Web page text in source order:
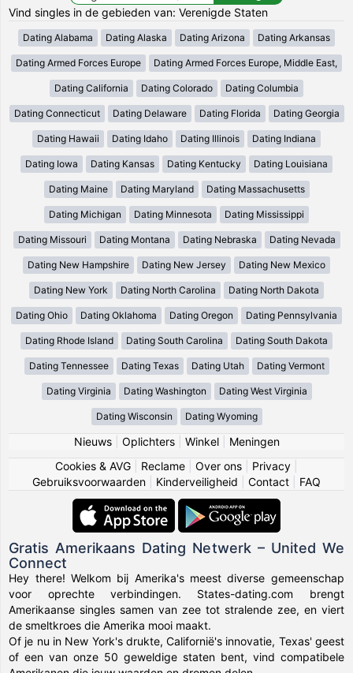
Vind singles in de gebieden van: Verenigde Staten
Dating Alabama Dating Alaska Dating Arizona Dating Arkansas
Dating Armed Forces Europe Dating Armed Forces Europe, Middle East,
Dating California Dating Colorado Dating Columbia
Dating Connecticut Dating Delaware Dating Florida Dating Georgia
Dating Hawaii Dating Idaho Dating Illinois Dating Indiana
Dating Iowa Dating Kansas Dating Kentucky Dating Louisiana
Dating Maine Dating Maryland Dating Massachusetts
Dating Michigan Dating Minnesota Dating Mississippi
Dating Missouri Dating Montana Dating Nebraska Dating Nevada
Dating New Hampshire Dating New Jersey Dating New Mexico
Dating New York Dating North Carolina Dating North Dakota
Dating Ohio Dating Oklahoma Dating Oregon Dating Pennsylvania
Dating Rhode Island Dating South Carolina Dating South Dakota
Dating Tennessee Dating Texas Dating Utah Dating Vermont
Dating Virginia Dating Washington Dating West Virginia
Dating Wisconsin Dating Wyoming
Nieuws| Oplichters| Winkel| Meningen
Cookies & AVG
Reclame Over ons Privacy
Gebruiksvoorwaarden
Kinderveiligheid Contact FAQ
Gratis Amerikaans Dating Netwerk – United We
Connect
Hey there! Welkom bij Amerika's meest diverse gemeenschap
voor oprechte verbindingen. States-dating.com brengt
Amerikaanse singles samen van zee tot stralende zee, en viert
de smeltkroes die Amerika mooi maakt.
Of je nu in New York's drukte, Californië's innovatie, Texas' geest
of een van onze 50 geweldige staten bent, vind compatibele